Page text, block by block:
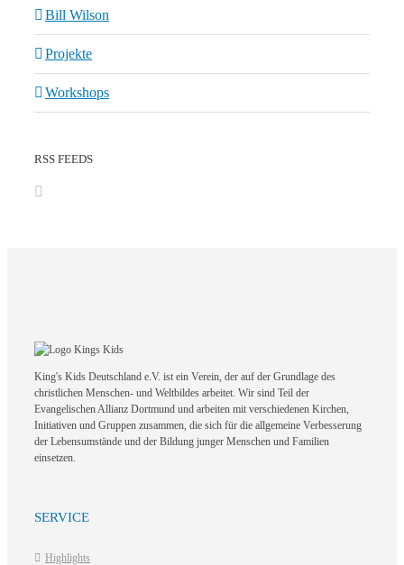
Bill Wilson
Projekte
Workshops
RSS FEEDS
King's Kids Deutschland e.V. ist ein Verein, der auf der Grundlage des
christlichen Menschen- und Weltbildes arbeitet. Wir sind Teil der
Evangelischen Allianz Dortmund und arbeiten mit verschiedenen Kirchen,
Initiativen und Gruppen zusammen, die sich für die allgemeine Verbesserung
der Lebensumstände und der Bildung junger Menschen und Familien
einsetzen.
SERVICE
Highlights